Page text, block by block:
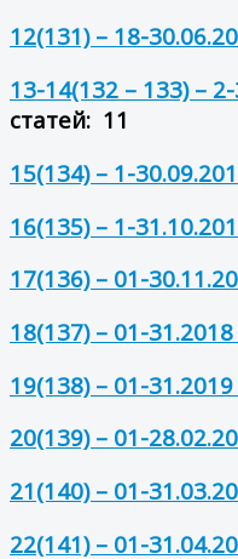
12(131) – 18-
13-14(132 – 133) –
статей: 11
15(134) – 1-
16(135) – 1-
17(136) – 01-
18(137) – 01-
19(138) – 01-
20(139) – 01-
21(140) – 01-
22(141) – 01-